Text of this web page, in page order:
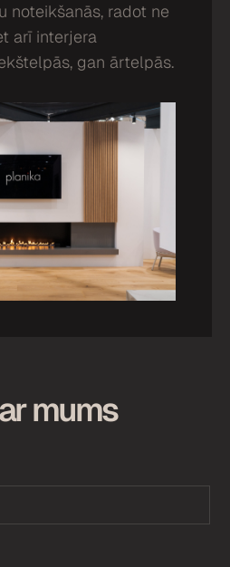
noteikšanās, radot ne
arī interjera
gan ārtelpās.
mums